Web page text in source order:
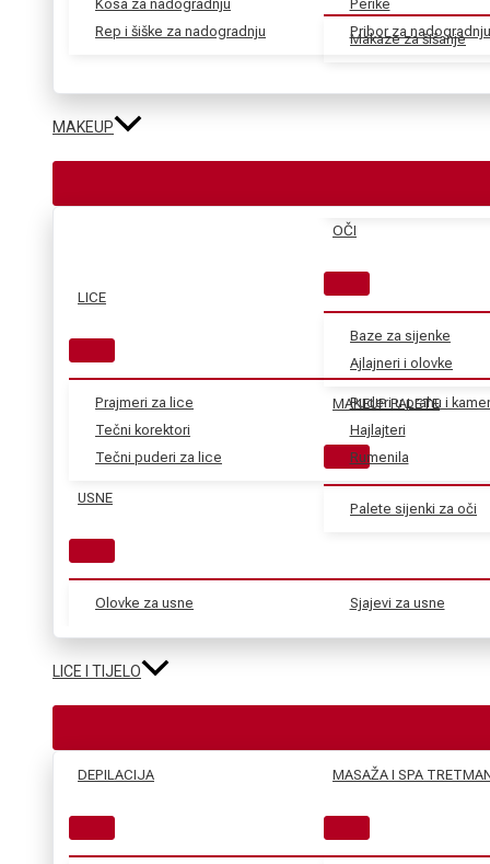
Kosa za nadogradnju
Rep i šiške za nadogradnju
Perike
Pribor za
Makaze za šišanje
MAKEUP
LICE
Prajmeri za lice
Tečni korektori
Tečni puderi za lice
Puderi u prahu i
Hajlajteri
Rumenila
USNE
Olovke za usne Sjajevi za usne
OČI
Baze za sijenke
Ajlajneri i olovke
MAKEUP PALETE
Palete sijenki za oči
LICE I TIJELO
DEPILACIJA MASAŽA I SPA